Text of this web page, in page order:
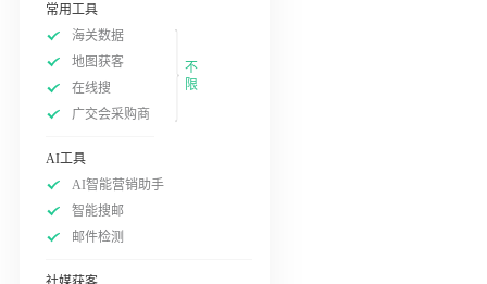
常用工具
海关数据
地图获客
在线搜
广交会采购商
不
限
AI工具
AI智能营销助手
智能搜邮
邮件检测